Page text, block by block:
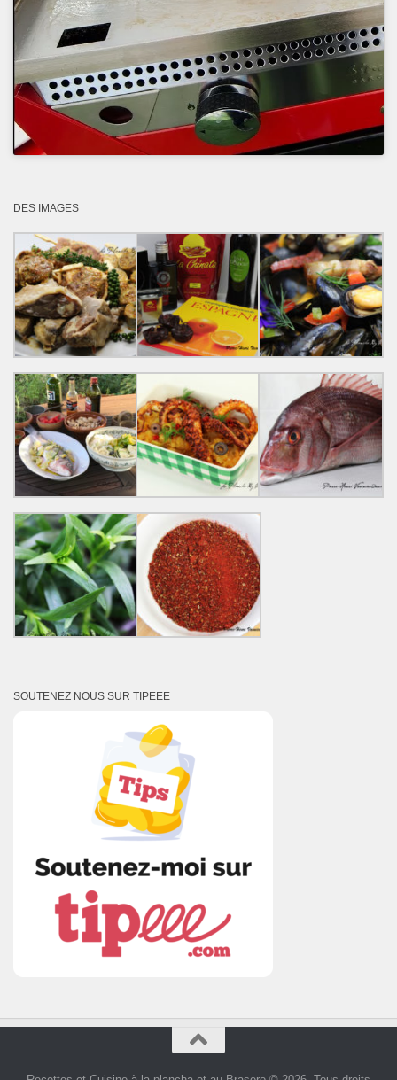
DES IMAGES
SOUTENEZ NOUS SUR TIPEEE